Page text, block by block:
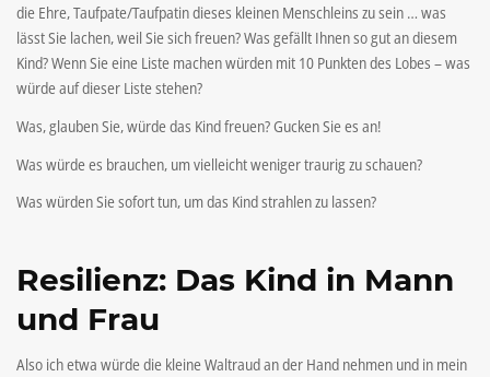
die Ehre, Taufpate/Taufpatin dieses kleinen Menschleins zu sein … was
lässt Sie lachen, weil Sie sich freuen? Was gefällt Ihnen so gut an diesem
Kind? Wenn Sie eine Liste machen würden mit 10 Punkten des Lobes – was
würde auf dieser Liste stehen?
Was, glauben Sie, würde das Kind freuen? Gucken Sie es an!
Was würde es brauchen, um vielleicht weniger traurig zu schauen?
Was würden Sie sofort tun, um das Kind strahlen zu lassen?
Resilienz: Das Kind in Mann
und Frau
Also ich etwa würde die kleine Waltraud an der Hand nehmen und in mein